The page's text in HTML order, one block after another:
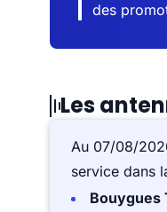
des
Les
Au 07/08/
service dans
Bouygues